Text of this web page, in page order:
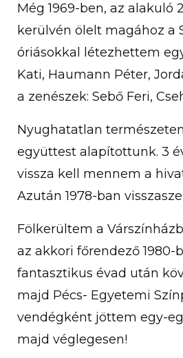
Még 1969-ben, az alakuló
kerülvén ölelt magához a
óriásokkal létezhettem
Kati, Haumann Péter,
a zenészek: Sebő Feri,
Nyughatatlan
együttest alapítottunk. 3
vissza kell mennem a
Azután 1978-ban
Fölkerültem a
az akkori főrendező 1980-
fantasztikus évad után
majd Pécs- Egyetemi
vendégként jöttem egy-
majd véglegesen!